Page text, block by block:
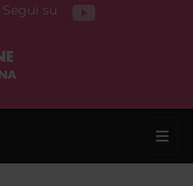
Segui su